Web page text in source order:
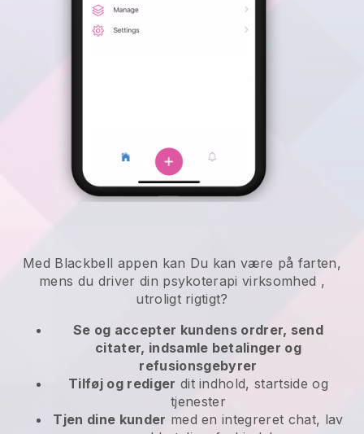
Med Blackbell appen kan Du kan være på farten,
mens du driver din psykoterapi virksomhed ,
utroligt rigtigt?
Se og accepter kundens ordrer, send
citater, indsamle betalinger og
refusionsgebyrer
Tilføj og rediger dit indhold, startside og
tjenester
Tjen dine kunder med en integreret chat, lav